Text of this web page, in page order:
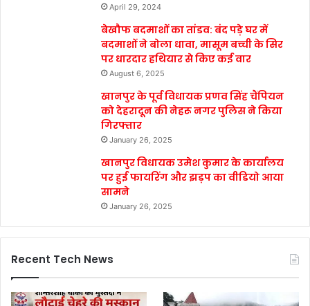
April 29, 2024
बेखौफ बदमाशों का तांडव: बंद पड़े घर में
बदमाशों ने बोला धावा, मासूम बच्ची के सिर
पर धारदार हथियार से किए कई वार
August 6, 2025
खानपुर के पूर्व विधायक प्रणव सिंह चैंपियन
को देहरादून की नेहरू नगर पुलिस ने किया
गिरफ्तार
January 26, 2025
खानपुर विधायक उमेश कुमार के कार्यालय
पर हुई फायरिंग और झड़प का वीडियो आया
सामने
January 26, 2025
Recent Tech News